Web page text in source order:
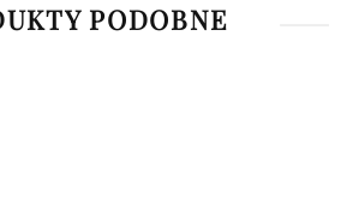
PODOBNE